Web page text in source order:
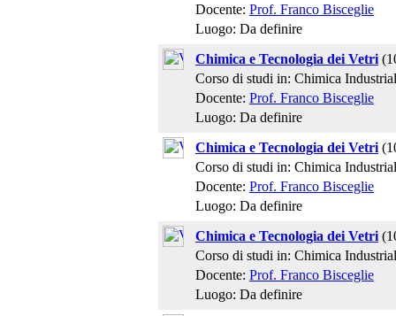
Docente: Prof. Franco Bisceglie
Luogo: Da definire
Chimica e Tecnologia dei Vetri
Corso di studi in: Chimica
Docente: Prof. Franco Bisceglie
Luogo: Da definire
Chimica e Tecnologia dei Vetri
Corso di studi in: Chimica
Docente: Prof. Franco Bisceglie
Luogo: Da definire
Chimica e Tecnologia dei Vetri
Corso di studi in: Chimica
Docente: Prof. Franco Bisceglie
Luogo: Da definire